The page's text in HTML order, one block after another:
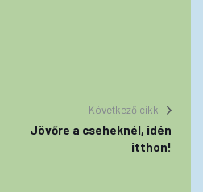
Következő cikk
Jövőre a cseheknél, idén
itthon!